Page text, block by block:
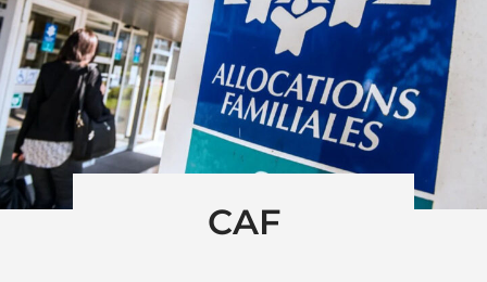
CAF